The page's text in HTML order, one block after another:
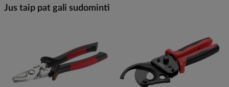
Jus taip pat gali sudominti